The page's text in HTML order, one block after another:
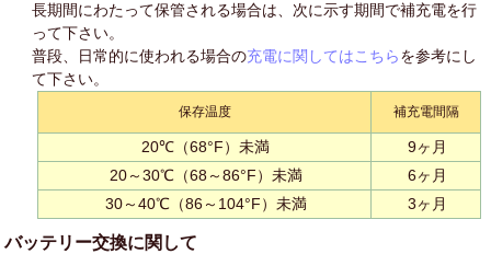
長期間にわたって保管される場合は、次に示す期間で補充電を行
って下さい。
普段、日常的に使われる場合の充電に関してはこちらを参考にし
て下さい。
保存温度 補充電間隔
20℃（68°F）未満
9ヶ月
20～30℃（68～86°F）未満
6ヶ月
30～40℃（86～104°F）未満
3ヶ月
バッテリー交換に関して